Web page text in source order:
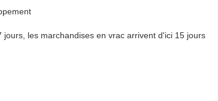
jours , les marchandises en vrac arrivent d'ici 15 jours